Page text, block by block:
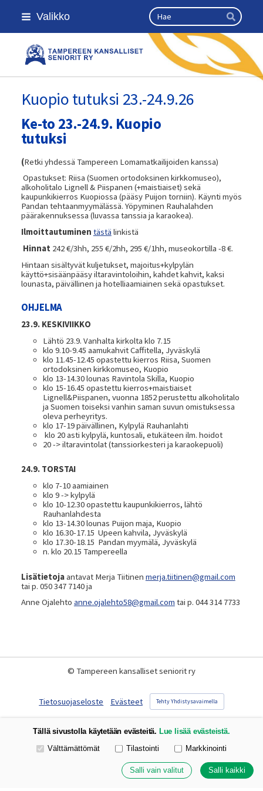
Siirry
sivun
Valikko Haku
Hae
Kansallinen senioriliitto
Kuopio tutuksi 23.-24.9.26
Ke-to 23.-24.9. Kuopio
tutuksi
(Retki yhdessä Tampereen Lomamatkailijoiden kanssa)
Opastukset: Riisa (Suomen ortodoksinen kirkkomuseo),
alkoholitalo Lignell & Piispanen (+maistiaiset) sekä
kaupunkikierros Kuopiossa (pääsy Puijon torniin). Käynti myös
Pandan tehtaanmyymälässä. Yöpyminen Rauhalahden
päärakennuksessa (luvassa tanssia ja karaokea).
Ilmoittautuminen tästä linkistä
Hinnat 242 €/3hh, 255 €/2hh, 295 €/1hh, museokortilla -8 €.
Hintaan sisältyvät kuljetukset, majoitus+kylpylän
käyttö+sisäänpääsy iltaravintoloihin, kahdet kahvit, kaksi
lounasta, päivällinen ja hotelliaamiainen sekä opastukset.
OHJELMA
23.9. KESKIVIIKKO
Lähtö 23.9. Vanhalta kirkolta klo 7.15
klo 9.10-9.45 aamukahvit Caffitella, Jyväskylä
klo 11.45-12.45 opastettu kierros Riisa, Suomen
ortodoksinen kirkkomuseo, Kuopio
klo 13-14.30 lounas Ravintola Skilla, Kuopio
klo 15-16.45 opastettu kierros+maistiaiset
Lignell&Piispanen, vuonna 1852 perustettu alkoholitalo
ja Suomen toiseksi vanhin saman suvun omistuksessa
oleva perheyritys.
klo 17-19 päivällinen, Kylpylä Rauhanlahti
klo 20 asti kylpylä, kuntosali, etukäteen ilm. hoidot
20 -> iltaravintolat (tanssiorkesteri ja karaokepuoli)
24.9. TORSTAI
klo 7-10 aamiainen
klo 9 -> kylpylä
klo 10-12.30 opastettu kaupunkikierros, lähtö
Rauhanlahdesta
klo 13-14.30 lounas Puijon maja, Kuopio
klo 16.30-17.15 Upeen kahvila, Jyväskylä
klo 17.30-18.15 Pandan myymälä, Jyväskylä
n. klo 20.15 Tampereella
Lisätietojaantavat Merja Tiitinen merja.tiitinen@gmail.com
tai p. 050 347 7140 ja
Anne Ojalehto anne.ojalehto58@gmail.com tai p. 044 314 7733
© Tampereen kansalliset seniorit ry
Tietosuojaseloste Evästeet Tehty Yhdistysavaimella
Tällä sivustolla käytetään evästeitä. Lue lisää evästeistä.
Valitse käytettävät evästeet
Välttämättömät Tilastointi Markkinointi
Salli vain valitut Salli kaikki